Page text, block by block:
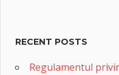
RECENT POSTS
Regulamentul